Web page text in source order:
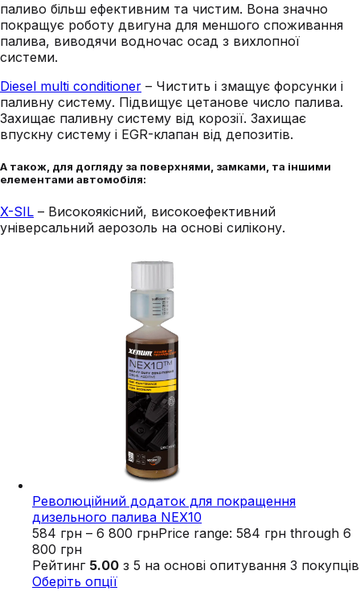
паливо більш ефективним та чистим. Вона значно
покращує роботу двигуна для меншого споживання
палива, виводячи водночас осад з вихлопної
системи.
Diesel multi conditioner – Чистить і змащує форсунки і
паливну систему. Підвищує цетанове число палива.
Захищає паливну систему від корозії. Захищає
впускну систему і EGR-клапан від депозитів.
А також, для догляду за поверхнями, замками, та іншими
елементами автомобіля:
X-SIL – Високоякісний, високоефективний
універсальний аерозоль на основі силікону.
Революційний додаток для покращення
дизельного палива NEX10
584 грн – 6 800 грнPrice range: 584 грн through 6
800 грн
Рейтинг 5.00 з 5 на основі опитування 3 покупців
Оберіть опції